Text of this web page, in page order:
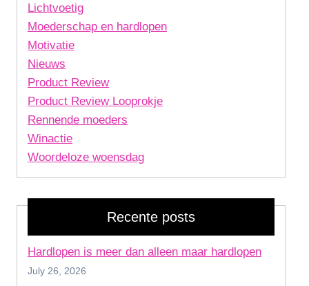
Lichtvoetig
Moederschap en hardlopen
Motivatie
Nieuws
Product Review
Product Review Looprokje
Rennende moeders
Winactie
Woordeloze woensdag
Recente posts
Hardlopen is meer dan alleen maar hardlopen
July 26, 2026